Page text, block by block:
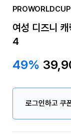
PROWORLDCUP
여성 디즈니
4
49%
로그인하고 쿠